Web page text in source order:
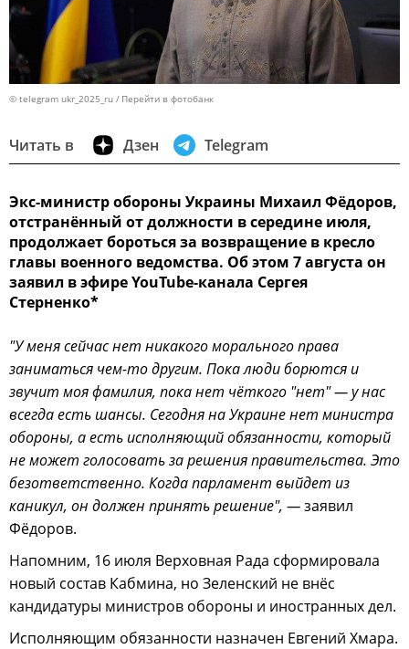
© telegram ukr_2025_ru Перейти в фотобанк
Читать в Дзен Telegram
Экс-министр обороны Украины Михаил Фёдоров,
отстранённый от должности в середине июля,
продолжает бороться за возвращение в кресло
главы военного ведомства. Об этом 7 августа он
заявил в эфире YouTube-канала Сергея
Стерненко*
"У меня сейчас нет никакого морального права
заниматься чем-то другим. Пока люди борются и
звучит моя фамилия, пока нет чёткого "нет" — у нас
всегда есть шансы. Сегодня на Украине нет министра
обороны, а есть исполняющий обязанности, который
не может голосовать за решения правительства. Это
безответственно. Когда парламент выйдет из
каникул, он должен принять решение", —заявил
Фёдоров.
Напомним, 16 июля Верховная Рада сформировала
новый состав Кабмина, но Зеленский не внёс
кандидатуры министров обороны и иностранных дел.
Исполняющим обязанности назначен Евгений Хмара.